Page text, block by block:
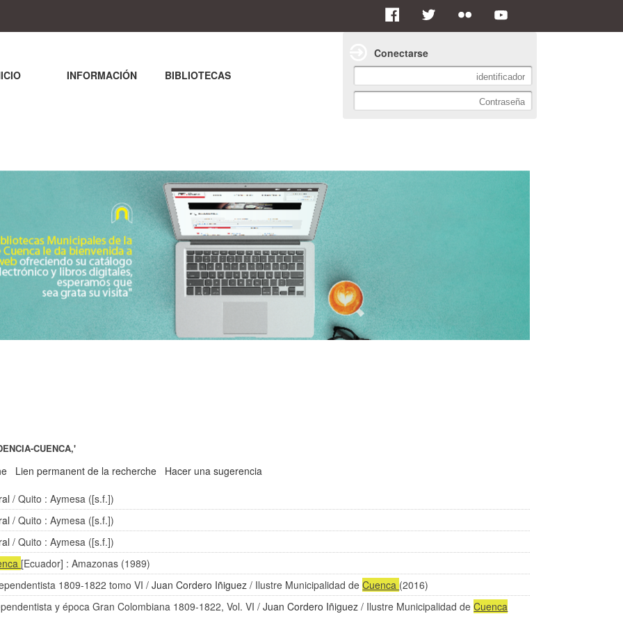
CUENCA,'
Lien permanent de la recherche
Hacer una sugerencia
/ Quito : Aymesa ([s.f.])
/ Quito : Aymesa ([s.f.])
/ Quito : Aymesa ([s.f.])
[Ecuador] : Amazonas (1989)
1809-1822 tomo VI /Juan Cordero Iñiguez / Ilustre Municipalidad deCuenca (2016)
y época Gran Colombiana 1809-1822, Vol. VI /Juan Cordero Iñiguez / Ilustre Municipalidad deCuenca
INFORMACIÓN BIBLIOTECAS
Conectarse